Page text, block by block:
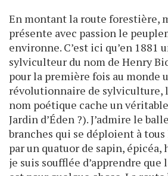
En montant la route forestière,
présente avec passion le
environne. C’est ici qu’en 1881
sylviculteur du nom de Henry
pour la première fois au monde
révolutionnaire de sylviculture,
nom poétique cache un
Jardin d’Éden ?). J’admire le
branches qui se déploient à tous
par un quatuor de sapin,
je suis soufflée d’apprendre